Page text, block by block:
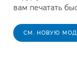
вам печатать
СМ. НОВУЮ